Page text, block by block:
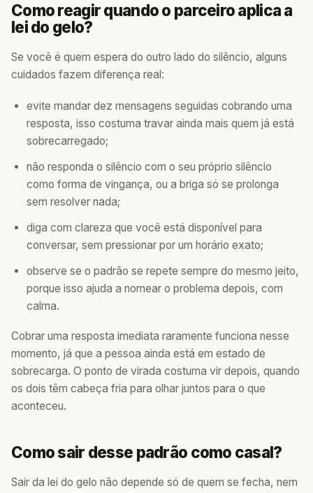
Como reagir quando o parceiro aplica a
lei do gelo?
Se você é quem espera do outro lado do silêncio, alguns
cuidados fazem diferença real:
evite mandar dez mensagens seguidas cobrando uma
resposta, isso costuma travar ainda mais quem já está
sobrecarregado;
não responda o silêncio com o seu próprio silêncio
como forma de vingança, ou a briga só se prolonga
sem resolver nada;
diga com clareza que você está disponível para
conversar, sem pressionar por um horário exato;
observe se o padrão se repete sempre do mesmo jeito,
porque isso ajuda a nomear o problema depois, com
calma.
Cobrar uma resposta imediata raramente funciona nesse
momento, já que a pessoa ainda está em estado de
sobrecarga. O ponto de virada costuma vir depois, quando
os dois têm cabeça fria para olhar juntos para o que
aconteceu.
Como sair desse padrão como casal?
Sair da lei do gelo não depende só de quem se fecha, nem